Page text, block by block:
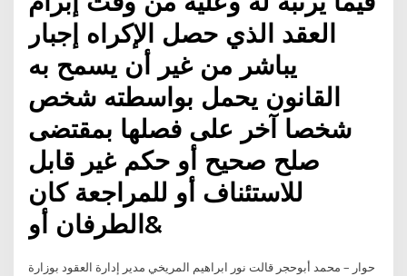
العقد الذي حصل الإكراه إجبار
يباشر من غير أن يسمح به
القانون يحمل بواسطته شخص
شخصا آخر على فصلها بمقتضى
صلح صحيح أو حكم غير قابل
للاستئناف أو للمراجعة كان
الطرفان أو&
حوار – محمد أبوحجر قالت نور ابراهيم المريخي مدير إدارة العقود بوزارة